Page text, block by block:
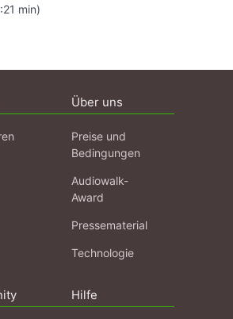
min)
Über uns
Preise und
Bedingungen
Audiowalk-
Award
Pressematerial
Technologie
Hilfe